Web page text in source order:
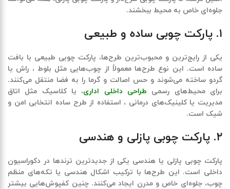
جلوه‌ای خاص به محیط ببخشند.
۱. پارکت چوبی ساده و طبیعی
یکی از رایج‌ترین و محبوب‌ترین طرح‌ها، پارکت چوبی طبیعی با بافت
ساده است. این نوع طرح‌ها معمولاً از چوب‌هایی مثل بلوط ، راش یا
گردو ساخته می‌شوند و حس اصالت و گرما را به فضا منتقل می‌کنند.
برای محیط‌های رسمی طراحی داخلی اداری، یا کلاسیک مثل اتاق
مدیریت یا کلینیک‌های درمانی ، استفاده از طرح ساده انتخابی امن و
شیک است.
۲. پارکت چوبی پازلی و هندسی
پارکت چوبی پازلی یا هندسی یکی از جدیدترین ترندها در دکوراسیون
داخلی است. این طرح‌ها با ترکیب اشکال هندسی یا تکه‌های منظم
چوب، جلوه‌ای خاص و مدرن ایجاد می‌کنند. چنین کفپوش‌هایی بیشتر